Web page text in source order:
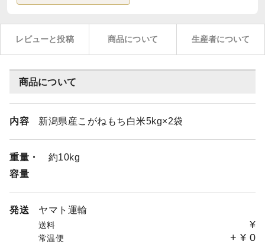
レビューと投稿 商品について 生産者について
商品について
内容 新潟県産こがねもち白米5kg×2袋
重量・
容量
約10kg
発送 ヤマト運輸
送料 ¥
常温便 + ¥ 0